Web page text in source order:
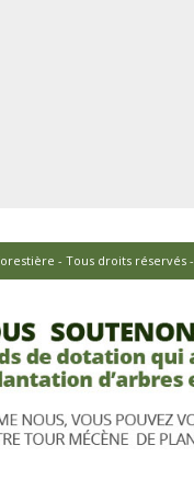
- Tous droits réservés -